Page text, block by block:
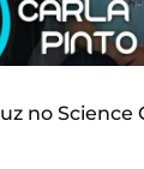
no Science